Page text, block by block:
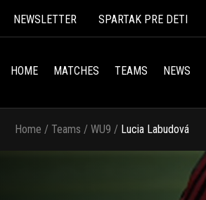
NEWSLETTER SPARTAK PRE DETI
HOME MATCHES TEAMS NEWS
Home / Teams / WU9 / Lucia Labudová